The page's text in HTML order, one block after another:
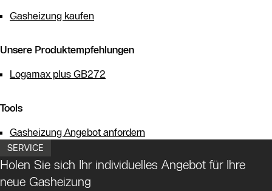
Gasheizung kaufen
Unsere Produktempfehlungen
Logamax plus GB272
Tools
Gasheizung Angebot anfordern
SERVICE
Holen Sie sich Ihr individuelles Angebot für Ihre
neue Gasheizung